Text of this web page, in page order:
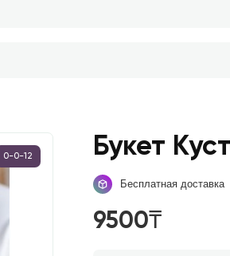
0-0-12 Букет
Бесплатная доставка
9500₸